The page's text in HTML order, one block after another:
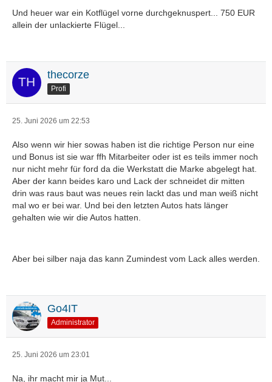
Und heuer war ein Kotflügel vorne durchgeknuspert... 750 EUR
allein der unlackierte Flügel...
thecorze
Profi
25. Juni 2026 um 22:53
Also wenn wir hier sowas haben ist die richtige Person nur eine
und Bonus ist sie war ffh Mitarbeiter oder ist es teils immer noch
nur nicht mehr für ford da die Werkstatt die Marke abgelegt hat.
Aber der kann beides karo und Lack der schneidet dir mitten
drin was raus baut was neues rein lackt das und man weiß nicht
mal wo er bei war. Und bei den letzten Autos hats länger
gehalten wie wir die Autos hatten.
Aber bei silber naja das kann Zumindest vom Lack alles werden.
Go4IT
Administrator
25. Juni 2026 um 23:01
Na, ihr macht mir ja Mut...